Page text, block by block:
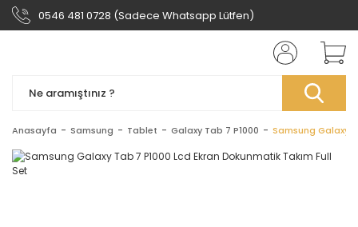
0546 481 0728 (Sadece Whatsapp Lütfen)
Anasayfa Samsung Tablet Galaxy Tab 7 P1000 Samsung Galaxy